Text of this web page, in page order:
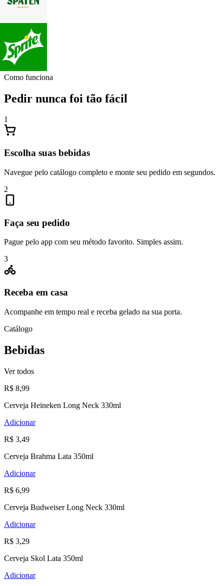
Como funciona
Pedir nunca foi tão fácil
1
Escolha suas bebidas
Navegue pelo catálogo completo e monte seu pedido em segundos.
2
Faça seu pedido
Pague pelo app com seu método favorito. Simples assim.
3
Receba em casa
Acompanhe em tempo real e receba gelado na sua porta.
Catálogo
Bebidas
Ver todos
R$ 8,99
Cerveja Heineken Long Neck 330ml
Adicionar
R$ 3,49
Cerveja Brahma Lata 350ml
Adicionar
R$ 6,99
Cerveja Budweiser Long Neck 330ml
Adicionar
R$ 3,29
Cerveja Skol Lata 350ml
Adicionar